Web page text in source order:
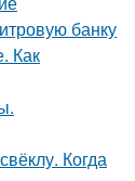
банку
Как
Когда